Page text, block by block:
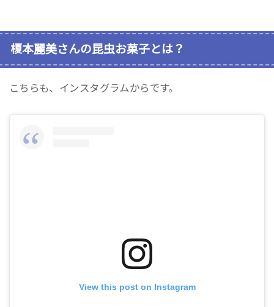
榎本麗美さんの昆虫お菓子とは？
こちらも、インスタグラムからです。
View this post on Instagram